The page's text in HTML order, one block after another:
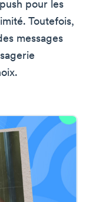
pour les
Toutefois,
messages